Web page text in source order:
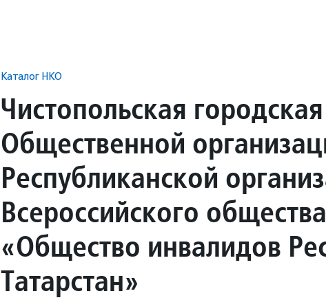
Каталог НКО
Чистопольская
Общественной
Республиканской
Всероссийского
«Общество инвалидов
Татарстан»